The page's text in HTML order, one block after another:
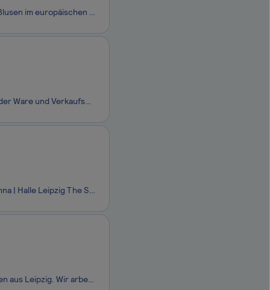
ETERNA ist die führende digitale und nachhaltige Heritage-Brand für Hemden & Blusen im europäischen Markt, mit Hauptsitz in Passau. Wir sind uns als moderne Marke mit langer Tradition und starken Werten seit jeher unserer Verantwortung für Mensch und Umwelt bewusst: Deutsche Handwerkskunst, Höch
Freundliche Beratung unserer Kunden Umsetzung von Verkaufsaktionen Pflege der Ware und Verkaufsfläche Durchführung von Inventuren Bearbeitung von Retouren
Als Modeberaterin / Verkäuferin in Teilzeit (m/w/d) in unserem zero Store in Brehna | Halle Leipzig The Style Outlets sorgst du dafür, dass sich unsere Kund*innen bei uns richtig wohlfühlen. Mit sicherem Blick erkennst du die Persönlichkeit, die vor dir steht. Mit gutem Händchen wählst du die passen
Die Messebau Zimmermann GmbH ist ein familiengeführtes Messebauunternehmen aus Leipzig. Wir arbeiten primär mit mittelständischen Auftraggebern und realisieren hochwertige Messestände im In- und Ausland. Die Stände werden zum großen Teil in unseren eigenen Werkstätten vorproduziert und von unserem M